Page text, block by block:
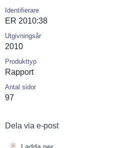
Identifierare
ER 2010:38
Utgivningsår
2010
Produkttyp
Rapport
Antal sidor
97
Dela via e-post